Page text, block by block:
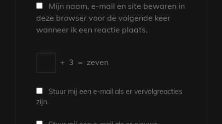
Mijn naam, e-mail en site bewaren in
deze browser voor de volgende keer
wanneer ik een reactie plaats.
+ 3 = zeven
Stuur mij een e-mail als er vervolgreacties
zijn.